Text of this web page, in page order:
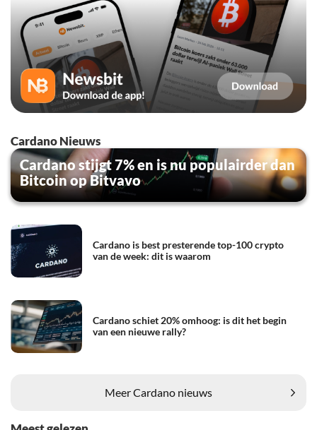
Cardano Nieuws
Cardano stijgt 7% en is nu populairder dan
Bitcoin op Bitvavo
Cardano is best presterende top-100 crypto
van de week: dit is waarom
Cardano schiet 20% omhoog: is dit het begin
van een nieuwe rally?
Meer Cardano nieuws